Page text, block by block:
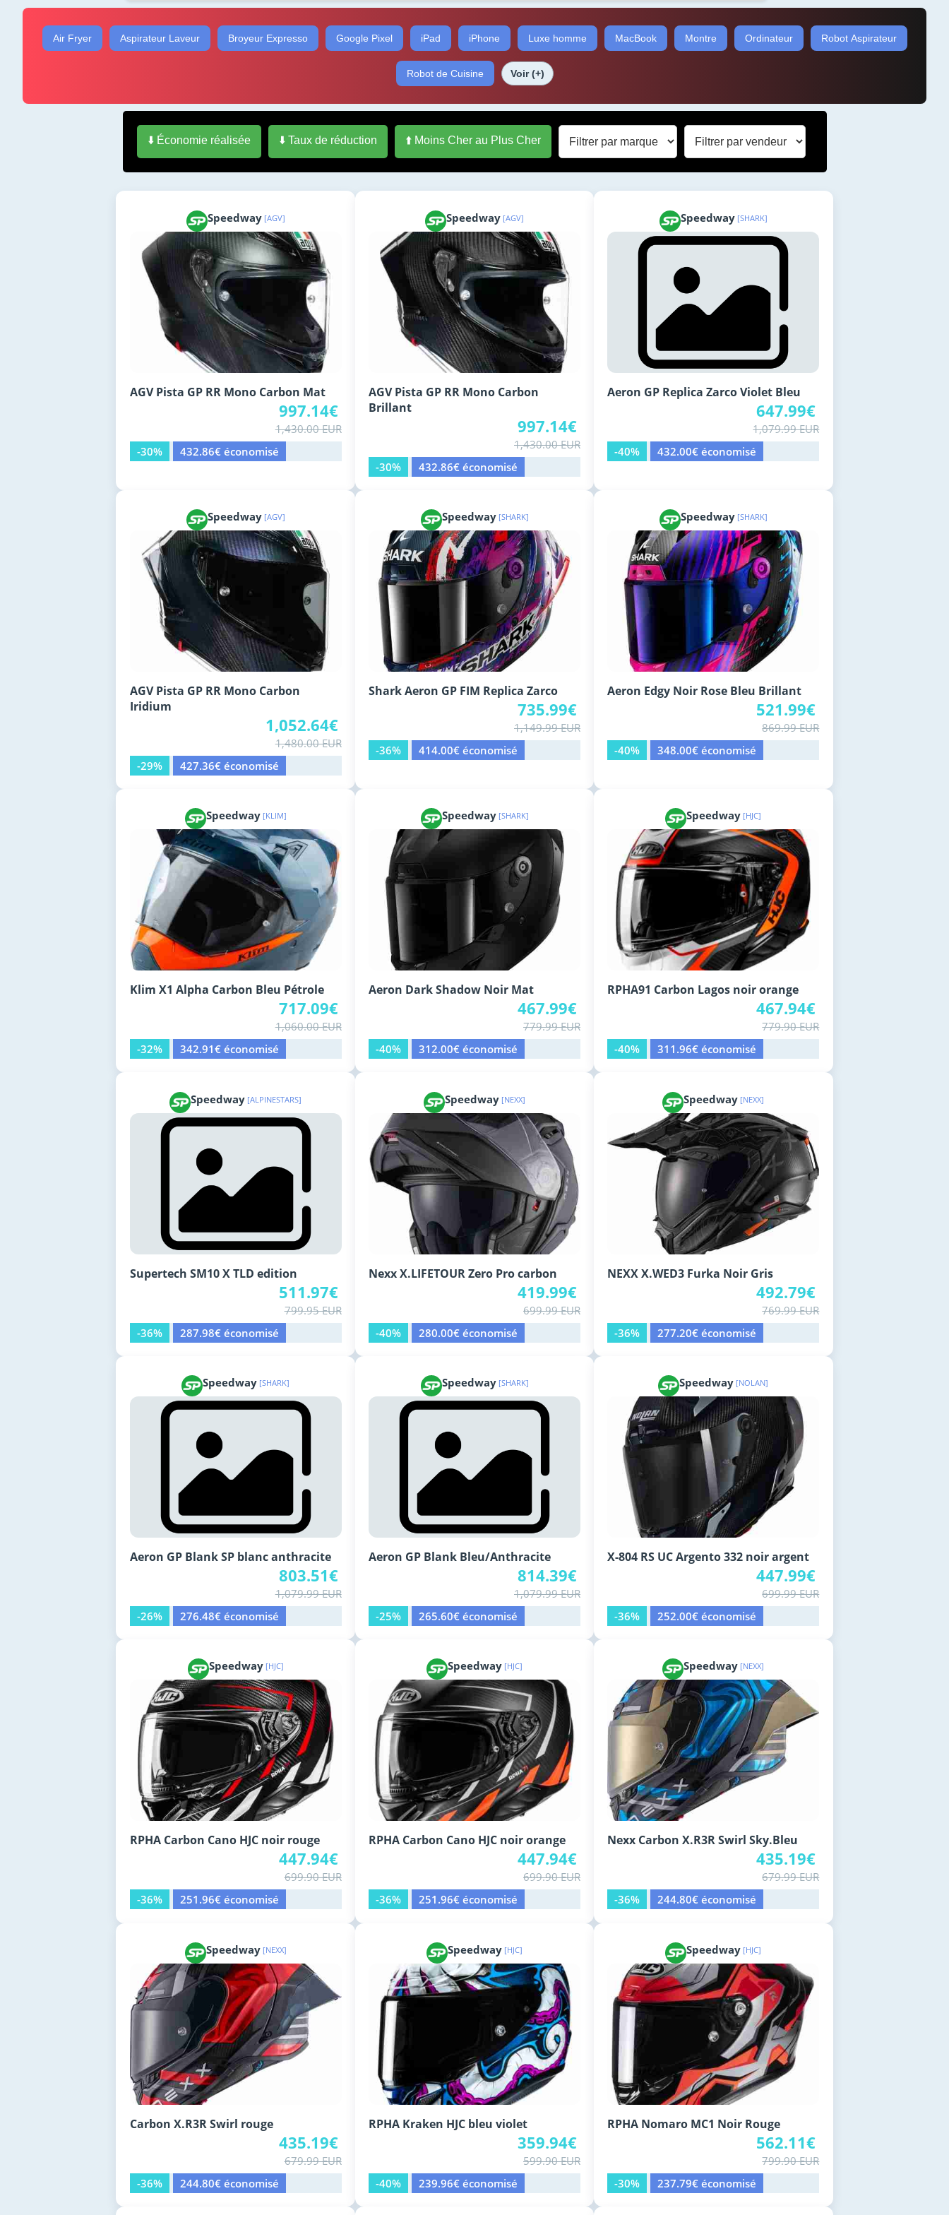
Air Fryer Aspirateur Laveur Broyeur Expresso Google Pixel iPad iPhone Luxe homme MacBook Montre Ordinateur Robot Aspirateur
Robot de Cuisine Voir (+)
⬇️ Économie réalisée ⬇️ Taux de réduction ⬆️ Moins Cher au Plus Cher
Speedway [AGV]
AGV Pista GP RR Mono Carbon Mat
997.14€
1,430.00 EUR
-30%
432.86€ économisé
Speedway [AGV]
AGV Pista GP RR Mono Carbon
Brillant
997.14€
1,430.00 EUR
-30%
432.86€ économisé
Speedway [SHARK]
Aeron GP Replica Zarco Violet Bleu
647.99€
1,079.99 EUR
-40%
432.00€ économisé
Speedway [AGV]
AGV Pista GP RR Mono Carbon
Iridium
1,052.64€
1,480.00 EUR
-29%
427.36€ économisé
Speedway [SHARK]
Shark Aeron GP FIM Replica Zarco
735.99€
1,149.99 EUR
-36%
414.00€ économisé
Speedway [SHARK]
Aeron Edgy Noir Rose Bleu Brillant
521.99€
869.99 EUR
-40%
348.00€ économisé
Speedway [KLIM]
Klim X1 Alpha Carbon Bleu Pétrole
717.09€
1,060.00 EUR
-32%
342.91€ économisé
Speedway [SHARK]
Aeron Dark Shadow Noir Mat
467.99€
779.99 EUR
-40%
312.00€ économisé
Speedway [HJC]
RPHA91 Carbon Lagos noir orange
467.94€
779.90 EUR
-40%
311.96€ économisé
Speedway [ALPINESTARS]
Supertech SM10 X TLD edition
511.97€
799.95 EUR
-36%
287.98€ économisé
Speedway [NEXX]
Nexx X.LIFETOUR Zero Pro carbon
419.99€
699.99 EUR
-40%
280.00€ économisé
Speedway [NEXX]
NEXX X.WED3 Furka Noir Gris
492.79€
769.99 EUR
-36%
277.20€ économisé
Speedway [SHARK]
Aeron GP Blank SP blanc anthracite
803.51€
1,079.99 EUR
-26%
276.48€ économisé
Speedway [SHARK]
Aeron GP Blank Bleu/Anthracite
814.39€
1,079.99 EUR
-25%
265.60€ économisé
Speedway [NOLAN]
X-804 RS UC Argento 332 noir argent
447.99€
699.99 EUR
-36%
252.00€ économisé
Speedway [HJC]
RPHA Carbon Cano HJC noir rouge
447.94€
699.90 EUR
-36%
251.96€ économisé
Speedway [HJC]
RPHA Carbon Cano HJC noir orange
447.94€
699.90 EUR
-36%
251.96€ économisé
Speedway [NEXX]
Nexx Carbon X.R3R Swirl Sky.Bleu
435.19€
679.99 EUR
-36%
244.80€ économisé
Speedway [NEXX]
Carbon X.R3R Swirl rouge
435.19€
679.99 EUR
-36%
244.80€ économisé
Speedway [HJC]
RPHA Kraken HJC bleu violet
359.94€
599.90 EUR
-40%
239.96€ économisé
Speedway [HJC]
RPHA Nomaro MC1 Noir Rouge
562.11€
799.90 EUR
-30%
237.79€ économisé